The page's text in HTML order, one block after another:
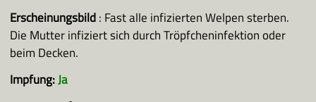
Erscheinungsbild: Fast alle infizierten Welpen sterben.
Die Mutter infiziert sich durch Tröpfcheninfektion oder
beim Decken.
Impfung:Ja